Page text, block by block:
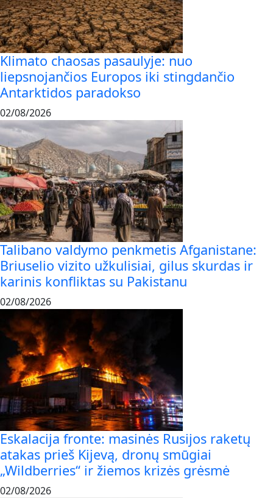
Klimato chaosas pasaulyje: nuo
liepsnojančios Europos iki stingdančio
Antarktidos paradokso
02/08/2026
Talibano valdymo penkmetis Afganistane:
Briuselio vizito užkulisiai, gilus skurdas ir
karinis konfliktas su Pakistanu
02/08/2026
Eskalacija fronte: masinės Rusijos raketų
atakas prieš Kijevą, dronų smūgiai
„Wildberries“ ir žiemos krizės grėsmė
02/08/2026